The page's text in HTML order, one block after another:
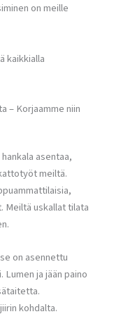
on meille
kaikkialla
– Korjaamme niin
asentaa,
meiltä.
Meiltä uskallat tilata
on asennettu
ja jään paino
kohdalta.